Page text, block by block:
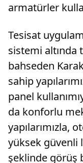
armatürler
Tesisat
sistemi altında
bahseden
sahip
panel
da konforlu
yapılarımızla,
yüksek güvenli
şeklinde görüş